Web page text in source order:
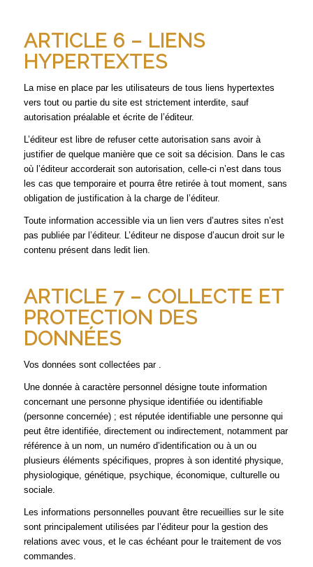
ARTICLE 6 – LIENS
HYPERTEXTES
La mise en place par les utilisateurs de tous liens hypertextes
vers tout ou partie du site est strictement interdite, sauf
autorisation préalable et écrite de l’éditeur.
L’éditeur est libre de refuser cette autorisation sans avoir à
justifier de quelque manière que ce soit sa décision. Dans le cas
où l’éditeur accorderait son autorisation, celle-ci n’est dans tous
les cas que temporaire et pourra être retirée à tout moment, sans
obligation de justification à la charge de l’éditeur.
Toute information accessible via un lien vers d’autres sites n’est
pas publiée par l’éditeur. L’éditeur ne dispose d’aucun droit sur le
contenu présent dans ledit lien.
ARTICLE 7 – COLLECTE ET
PROTECTION DES
DONNÉES
Vos données sont collectées par .
Une donnée à caractère personnel désigne toute information
concernant une personne physique identifiée ou identifiable
(personne concernée) ; est réputée identifiable une personne qui
peut être identifiée, directement ou indirectement, notamment par
référence à un nom, un numéro d’identification ou à un ou
plusieurs éléments spécifiques, propres à son identité physique,
physiologique, génétique, psychique, économique, culturelle ou
sociale.
Les informations personnelles pouvant être recueillies sur le site
sont principalement utilisées par l’éditeur pour la gestion des
relations avec vous, et le cas échéant pour le traitement de vos
commandes.